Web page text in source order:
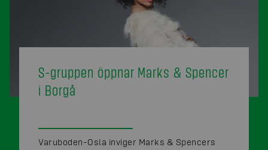
S-gruppen öppnar Marks & Spencer
i Borgå
Varuboden-Osla inviger Marks & Spencers